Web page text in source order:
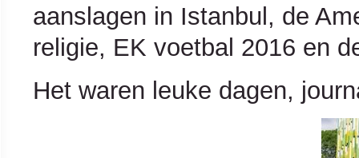
aanslagen in Istanbul, de
religie, EK voetbal 2016 en
Het waren leuke dagen,